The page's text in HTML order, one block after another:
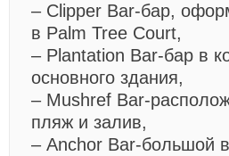
– Clipper Bar-бар,
в Palm Tree Court,
– Plantation Bar-бар в
основного здания,
– Mushref Bar-
пляж и залив,
– Anchor Bar-большой